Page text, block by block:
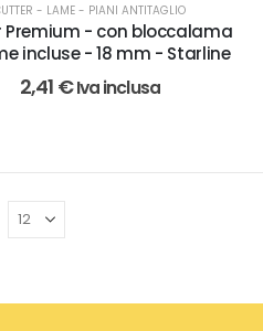
- LAME - PIANI ANTITAGLIO
Premium - con bloccalama
incluse - 18 mm - Starline
2,41 €Iva inclusa